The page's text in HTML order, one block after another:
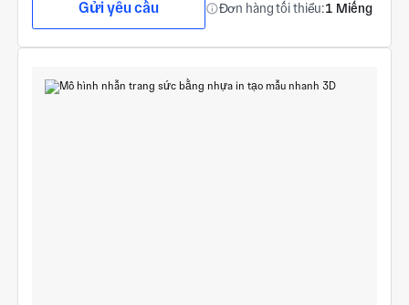
Gửi yêu cầu Đơn hàng tối thiểu:1 Miếng